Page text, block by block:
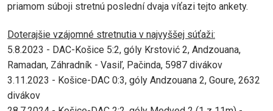
priamom súboji stretnú poslední dvaja víťazi tejto ankety.
Doterajšie vzájomné stretnutia v najvyššej súťaži:
5.8.2023 - DAC-Košice 5:2, góly Krstović 2, Andzouana,
Ramadan, Záhradník - Vasiľ, Pačinda, 5987 divákov
3.11.2023 - Košice-DAC 0:3, góly Andzouana 2, Goure, 2632
divákov